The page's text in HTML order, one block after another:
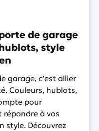
de garage
style
garage, c’est allier
Couleurs, hublots,
pour
répondre à vos
style. Découvrez